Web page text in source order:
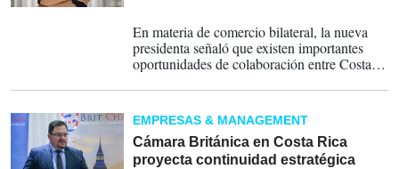
En materia de comercio bilateral, la nueva
presidenta señaló que existen importantes
oportunidades de colaboración entre Costa
sostenibilidad, economía verde, ciencias de la
vida, dispositivos médicos, manufactura
avanzada y transformación digital.
EMPRESAS & MANAGEMENT
Cámara Británica en Costa Rica
proyecta continuidad estratégica